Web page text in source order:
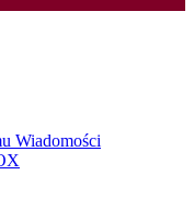
Wiadomości